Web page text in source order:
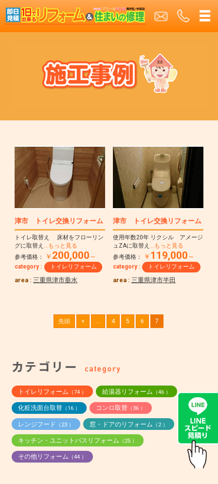
津市 トイレ交換リフォーム
トイレ取替え 床材をフローリン
グに取替え
…もっと見る
参考価格：
￥ 200,000 ～
category : トイレリフォーム
area :三重県津市垂水
津市 トイレ交換リフォーム
使用年数20年 リクシル アメージ
ュZAに取替え
…もっと見る
参考価格：
￥ 119,000 ～
category : トイレリフォーム
area :三重県津市半田
先頭 < ... 4 5 6 7
トイレリフォーム （74 ） 給湯器リフォーム （46 ）
化粧洗面台取替（16 ） コンロ取替 （36 ）
レンジフード （23 ） 窓・ドアのリフォーム （2 ）
キッチン・ユニットバスリフォーム （25 ）
その他リフォーム （44 ）